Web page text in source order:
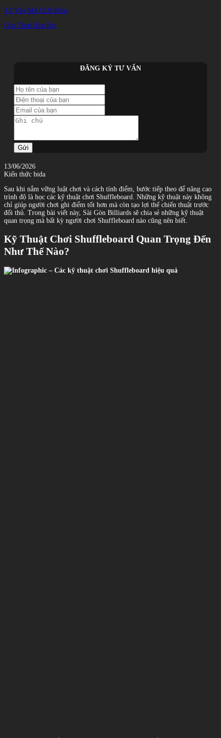
TIN TỨC
Tư Vấn Mở CLB Bida
Cho Thuê Bàn Bia
ĐĂNG KÝ TƯ VẤN
Gửi
13/06/2026
Kiến thức bida
Sau khi nắm vững luật chơi và cách tính điểm, bước tiếp theo để nâng cao
trình độ là học các kỹ thuật chơi Shuffleboard. Những kỹ thuật này không
chỉ giúp người chơi ghi điểm tốt hơn mà còn tạo lợi thế chiến thuật trước
đối thủ. Trong bài viết này, Sài Gòn Billiards sẽ chia sẻ những kỹ thuật
quan trọng mà bất kỳ người chơi Shuffleboard nào cũng nên biết.
Kỹ Thuật Chơi Shuffleboard Quan Trọng Đến
Như Thế Nào?